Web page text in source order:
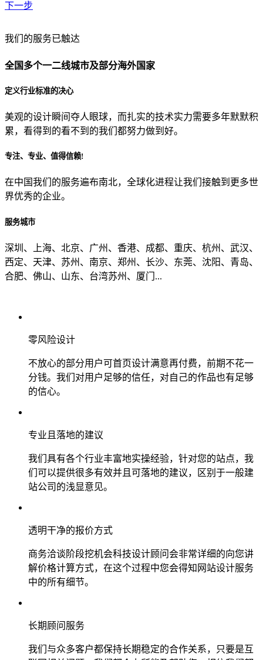
下一步
贵公司预算范围是？
贵公司的团队规模是？
目前主要的营销渠道是？
我们的服务已触达
全国多个一二线城市及部分海外国家
定义行业标准的决心
美观的设计瞬间夺人眼球，而扎实的技术实力需要多年默默积
累，看得到的看不到的我们都努力做到好。
专注、专业、值得信赖!
在中国我们的服务遍布南北，全球化进程让我们接触到更多世
界优秀的企业。
服务城市
深圳、上海、北京、广州、香港、成都、重庆、杭州、武汉、
西定、天津、苏州、南京、郑州、长沙、东莞、沈阳、青岛、
合肥、佛山、山东、台湾苏州、厦门...
零风险设计
不放心的部分用户可首页设计满意再付费，前期不花一
分钱。我们对用户足够的信任，对自己的作品也有足够
的信心。
专业且落地的建议
我们具有各个行业丰富地实操经验，针对您的站点，我
们可以提供很多有效并且可落地的建议，区别于一般建
站公司的浅显意见。
透明干净的报价方式
商务洽谈阶段挖机会科技设计顾问会非常详细的向您讲
解价格计算方式，在这个过程中您会得知网站设计服务
中的所有细节。
长期顾问服务
我们与众多客户都保持长期稳定的合作关系，只要是互